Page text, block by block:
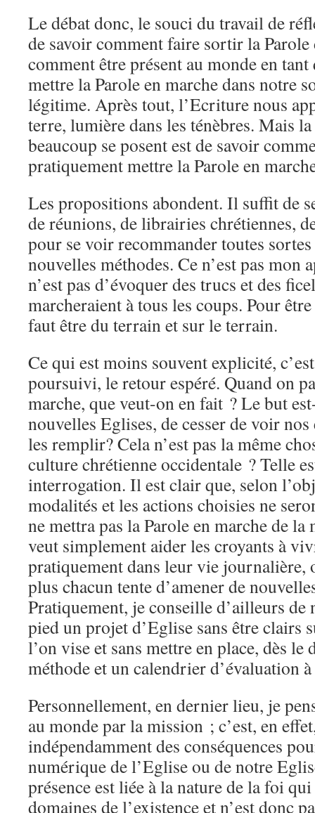
Le débat donc, le souci du travail de
de savoir comment faire sortir la Parole
comment être présent au monde en
mettre la Parole en marche dans notre
légitime. Après tout, l’Ecriture nous
terre, lumière dans les ténèbres. Mais
beaucoup se posent est de savoir
pratiquement mettre la Parole en
Les propositions abondent. Il suffit de
de réunions, de librairies chrétiennes,
pour se voir recommander toutes
nouvelles méthodes. Ce n’est pas mon
n’est pas d’évoquer des trucs et des
marcheraient à tous les coups. Pour
faut être du terrain et sur le terrain.
Ce qui est moins souvent explicité,
poursuivi, le retour espéré. Quand on
marche, que veut-on en fait ? Le but
nouvelles Eglises, de cesser de voir
les remplir? Cela n’est pas la même
culture chrétienne occidentale ? Telle
interrogation. Il est clair que, selon
modalités et les actions choisies ne
ne mettra pas la Parole en marche de la
veut simplement aider les croyants à
pratiquement dans leur vie journalière,
plus chacun tente d’amener de
Pratiquement, je conseille d’ailleurs de
pied un projet d’Eglise sans être clairs
l’on vise et sans mettre en place, dès le
méthode et un calendrier d’évaluation
Personnellement, en dernier lieu, je
au monde par la mission ; c’est, en
indépendamment des conséquences
numérique de l’Eglise ou de notre
présence est liée à la nature de la foi
domaines de l’existence et n’est donc